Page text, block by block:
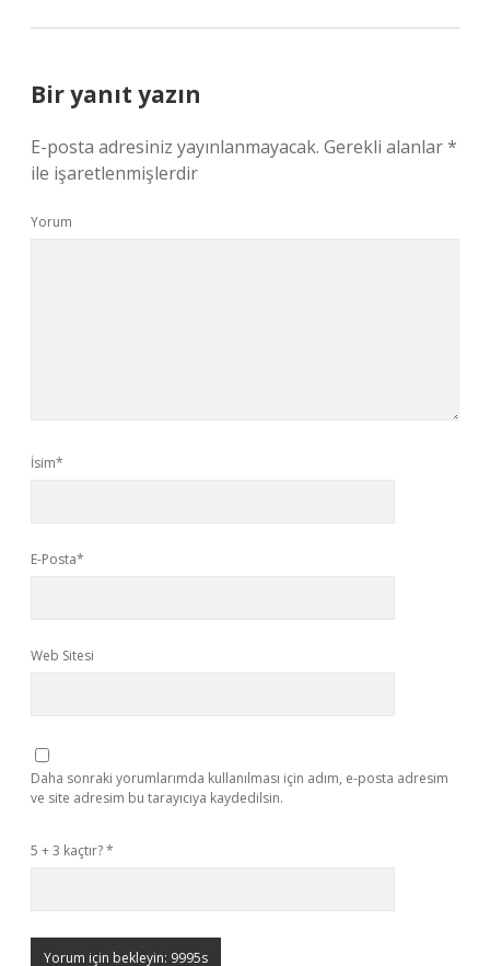
Bir yanıt yazın
E-posta adresiniz yayınlanmayacak. Gerekli alanlar*
ile işaretlenmişlerdir
Yorum
İsim*
E-Posta*
Web Sitesi
Daha sonraki yorumlarımda kullanılması için adım, e-posta adresim
ve site adresim bu tarayıcıya kaydedilsin.
5 + 3 kaçtır?*